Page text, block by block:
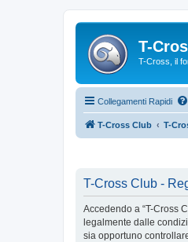
T-
T-Cross, il
Collegamenti Rapidi
T-Cross Club T-
T-Cross Club -
Accedendo a “T-Cross
legalmente dalle
sia opportuno